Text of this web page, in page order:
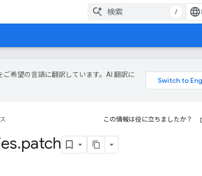
/
希望の言語に翻訳しています。AI 翻訳に
この情報は役に立ちましたか？
.patch